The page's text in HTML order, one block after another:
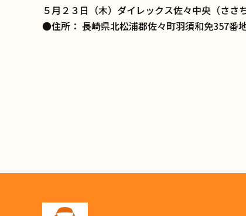
５月２３日（木）ダイレックス佐々中央（ささ
●住所： 長崎県北松浦郡佐々町羽須和免357番